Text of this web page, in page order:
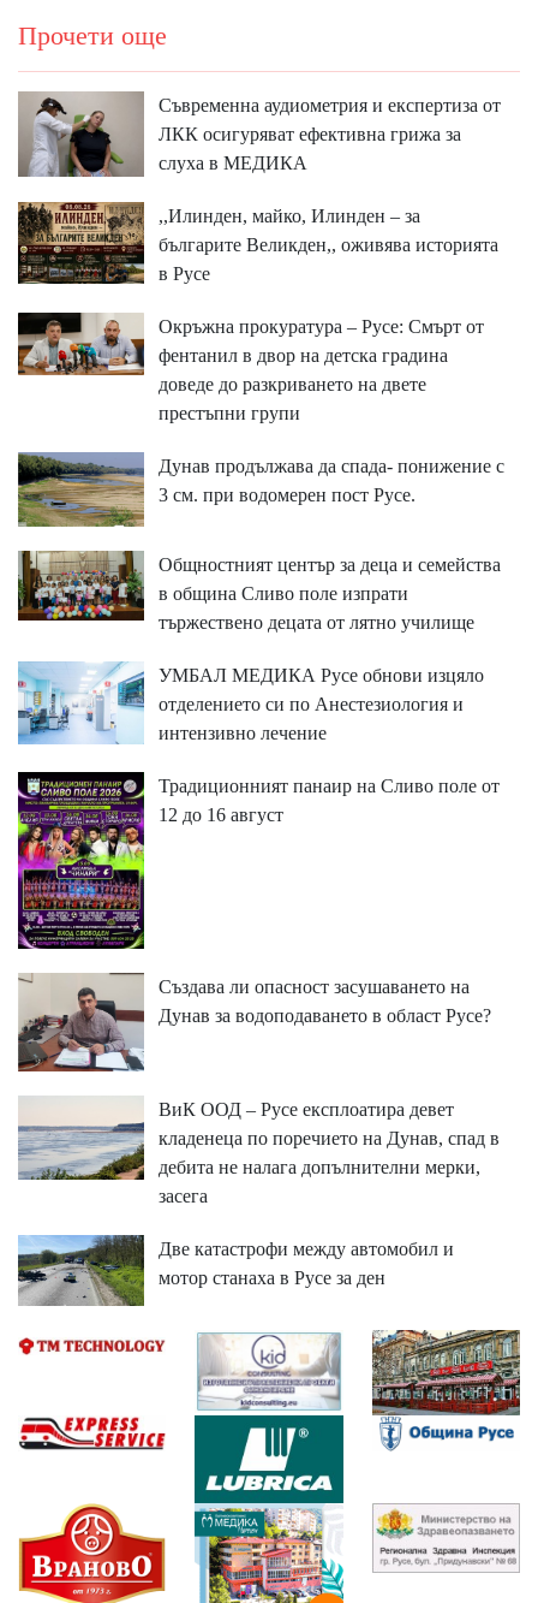
Прочети още
Съвременна аудиометрия и експертиза от
ЛКК осигуряват ефективна грижа за
слуха в МЕДИКА
,,Илинден, майко, Илинден – за
българите Великден,, оживява историята
в Русе
Окръжна прокуратура – Русе: Смърт от
фентанил в двор на детска градина
доведе до разкриването на двете
престъпни групи
Дунав продължава да спада- понижение с
3 см. при водомерен пост Русе.
Общностният център за деца и семейства
в община Сливо поле изпрати
тържествено децата от лятно училище
УМБАЛ МЕДИКА Русе обнови изцяло
отделението си по Анестезиология и
интензивно лечение
Традиционният панаир на Сливо поле от
12 до 16 август
Създава ли опасност засушаването на
Дунав за водоподаването в област Русе?
ВиК ООД – Русе експлоатира девет
кладенеца по поречието на Дунав, спад в
дебита не налага допълнителни мерки,
засега
Две катастрофи между автомобил и
мотор станаха в Русе за ден